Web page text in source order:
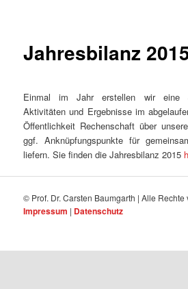
Jahresbilanz
Einmal im Jahr erstellen wir eine
Aktivitäten und Ergebnisse im
Öffentlichkeit Rechenschaft über
ggf. Anknüpfungspunkte für
liefern. Sie finden die Jahresbilanz 2015
© Prof. Dr. Carsten Baumgarth | Alle Rechte
Impressum | Datenschutz